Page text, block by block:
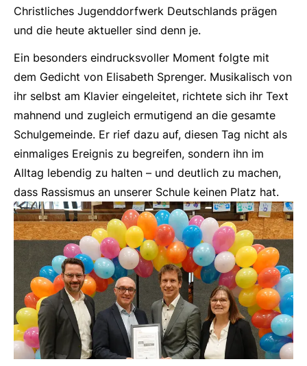
Christliches Jugenddorfwerk Deutschlands prägen
und die heute aktueller sind denn je.
Ein besonders eindrucksvoller Moment folgte mit
dem Gedicht von Elisabeth Sprenger. Musikalisch von
ihr selbst am Klavier eingeleitet, richtete sich ihr Text
mahnend und zugleich ermutigend an die gesamte
Schulgemeinde. Er rief dazu auf, diesen Tag nicht als
einmaliges Ereignis zu begreifen, sondern ihn im
Alltag lebendig zu halten – und deutlich zu machen,
dass Rassismus an unserer Schule keinen Platz hat.